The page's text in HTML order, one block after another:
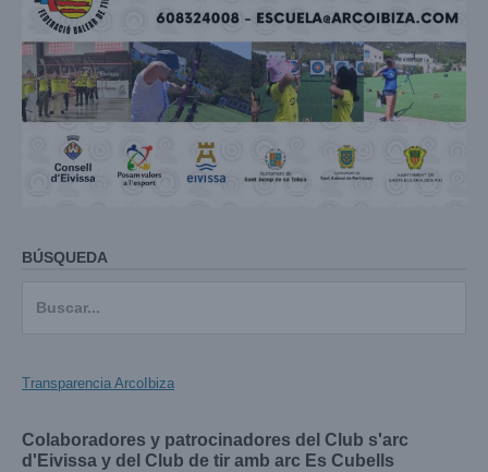
BÚSQUEDA
Transparencia ArcoIbiza
Colaboradores y patrocinadores del Club s'arc
d'Eivissa y del Club de tir amb arc Es Cubells